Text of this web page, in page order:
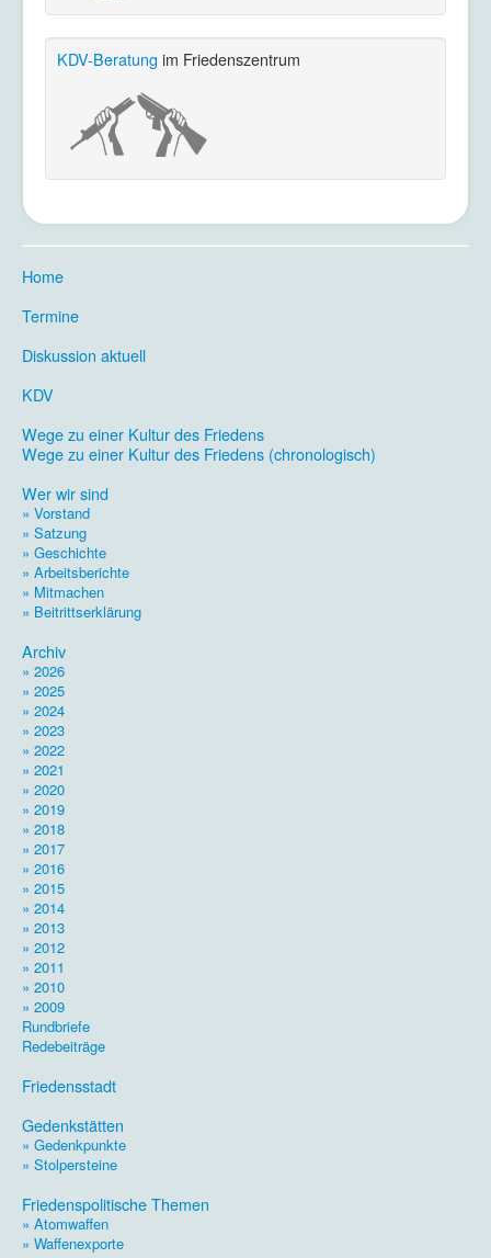
KDV-Beratung im Friedenszentrum
Home
Termine
Diskussion aktuell
KDV
Wege zu einer Kultur des Friedens
Wege zu einer Kultur des Friedens (chronologisch)
Wer wir sind
» Vorstand
» Satzung
» Geschichte
» Arbeitsberichte
» Mitmachen
» Beitrittserklärung
Archiv
» 2026
» 2025
» 2024
» 2023
» 2022
» 2021
» 2020
» 2019
» 2018
» 2017
» 2016
» 2015
» 2014
» 2013
» 2012
» 2011
» 2010
» 2009
Rundbriefe
Redebeiträge
Friedensstadt
Gedenkstätten
» Gedenkpunkte
» Stolpersteine
Friedenspolitische Themen
» Atomwaffen
» Waffenexporte